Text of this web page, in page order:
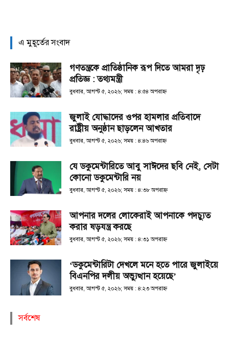
এ মুহূর্তের সংবাদ
গণতন্ত্রকে প্রাতিষ্ঠানিক রূপ দিতে আমরা দৃঢ়
প্রতিজ্ঞ : তথ্যমন্ত্রী
বুধবার, আগস্ট ৫, ২০২৬; সময় : ৪:৫৪ অপরাহ্ণ
জুলাই যোদ্ধাদের ওপর হামলার প্রতিবাদে
রাষ্ট্রীয় অনুষ্ঠান ছাড়লেন আখতার
বুধবার, আগস্ট ৫, ২০২৬; সময় : ৪:৪৬ অপরাহ্ণ
যে ডকুমেন্টারিতে আবু সাঈদের ছবি নেই, সেটা
কোনো ডকুমেন্টারি নয়
বুধবার, আগস্ট ৫, ২০২৬; সময় : ৪:৩৮ অপরাহ্ণ
আপনার দলের লোকেরাই আপনাকে পদচ্যুত
করার ষড়যন্ত্র করছে
বুধবার, আগস্ট ৫, ২০২৬; সময় : ৪:৩১ অপরাহ্ণ
‘ডকুমেন্টারিটা দেখলে মনে হতে পারে জুলাইয়ে
বিএনপির দলীয় অভ্যুত্থান হয়েছে’
বুধবার, আগস্ট ৫, ২০২৬; সময় : ৪:২৩ অপরাহ্ণ
সর্বশেষ